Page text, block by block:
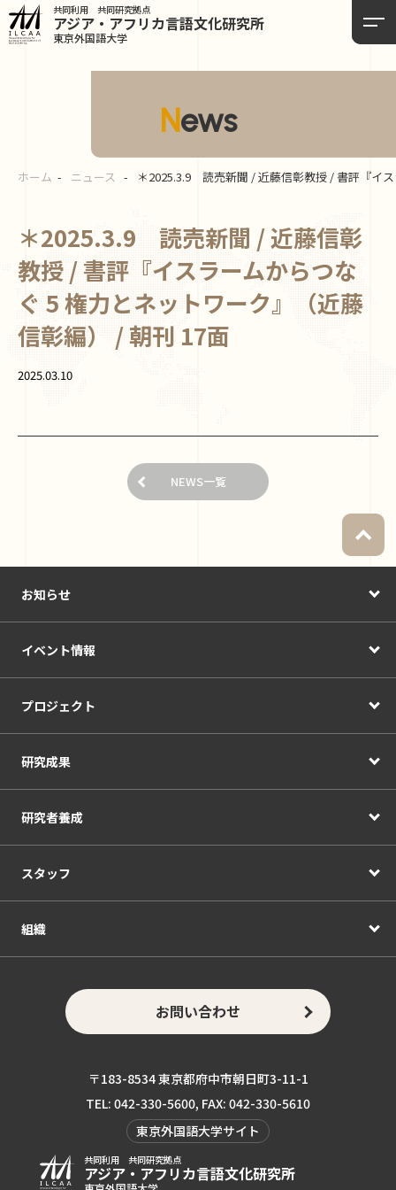
共同利用 共同研究拠点
アジア・アフリカ言語文化研究所
東京外国語大学
News
ホーム ニュース ＊2025.3.9 読売新聞 / 近藤信彰教授 / 書評『イ
＊2025.3.9 読売新聞 / 近藤信彰
教授 / 書評『イスラームからつな
ぐ 5 権力とネットワーク』（近藤
信彰編） / 朝刊 17面
2025.03.10
NEWS一覧
お知らせ
イベント情報
プロジェクト
研究成果
研究者養成
スタッフ
組織
お問い合わせ
〒183-8534 東京都府中市朝日町3-11-1
TEL: 042-330-5600, FAX: 042-330-5610
東京外国語大学サイト
共同利用 共同研究拠点
アジア・アフリカ言語文化研究所